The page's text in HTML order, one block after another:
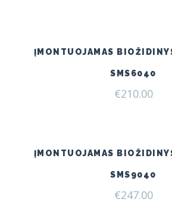
ĮMONTUOJAMAS
SMS6040
€210.00
ĮMONTUOJAMAS
SMS9040
€247.00